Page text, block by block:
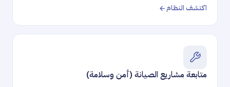
اكتشف النظام
متابعة مشاريع الصيانة (أمن وسلامة)